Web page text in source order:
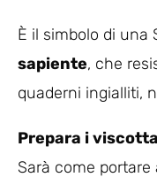
È il simbolo di una
sapiente, che
quaderni ingialliti,
Prepara i viscotta
Sarà come